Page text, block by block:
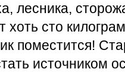
лесника,
хоть сто
поместится!
источником